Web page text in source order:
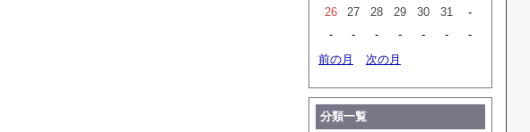
26
27 28 29 30 31
-
-
- - - - -
-
前の月
次の月
分類一覧